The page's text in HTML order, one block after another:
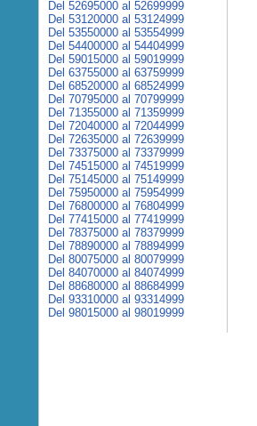
Del 52695000 al 52699999
Del 53120000 al 53124999
Del 53550000 al 53554999
Del 54400000 al 54404999
Del 59015000 al 59019999
Del 63755000 al 63759999
Del 68520000 al 68524999
Del 70795000 al 70799999
Del 71355000 al 71359999
Del 72040000 al 72044999
Del 72635000 al 72639999
Del 73375000 al 73379999
Del 74515000 al 74519999
Del 75145000 al 75149999
Del 75950000 al 75954999
Del 76800000 al 76804999
Del 77415000 al 77419999
Del 78375000 al 78379999
Del 78890000 al 78894999
Del 80075000 al 80079999
Del 84070000 al 84074999
Del 88680000 al 88684999
Del 93310000 al 93314999
Del 98015000 al 98019999